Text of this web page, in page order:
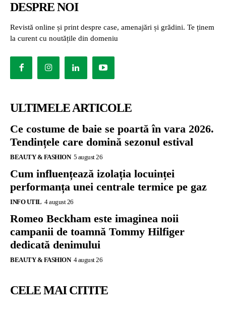
DESPRE NOI
Revistă online și print despre case, amenajări și grădini. Te ținem
la curent cu noutățile din domeniu
ULTIMELE ARTICOLE
Ce costume de baie se poartă în vara 2026.
Tendințele care domină sezonul estival
BEAUTY & FASHION 5 august 26
Cum influențează izolația locuinței
performanța unei centrale termice pe gaz
INFO UTIL 4 august 26
Romeo Beckham este imaginea noii
campanii de toamnă Tommy Hilfiger
dedicată denimului
BEAUTY & FASHION 4 august 26
CELE MAI CITITE